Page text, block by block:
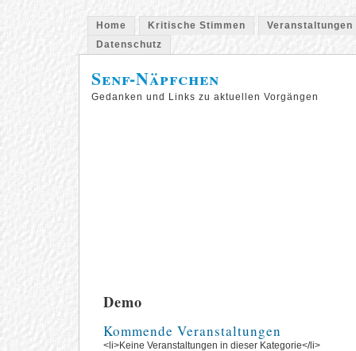
Home Kritische Stimmen
Veranstaltungen
Datenschutz
Senf-Näpfchen
Gedanken und Links zu aktuellen Vorgängen
Demo
Kommende Veranstaltungen
<li>Keine Veranstaltungen in dieser Kategorie</li>